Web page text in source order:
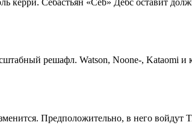
решафл. Watson, Noone-, Kataomi и
Предположительно, в него войдут